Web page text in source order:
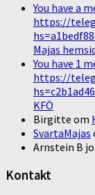
You have a
https://
Majas
You have 1
https://
KFÖ
Birgitte om
SvartaMajas
Arnstein B
Kontakt